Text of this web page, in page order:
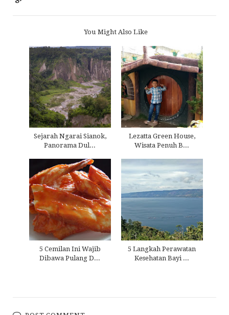
You Might Also Like
Sejarah Ngarai Sianok,
Panorama Dul...
Lezatta Green House,
Wisata Penuh B...
5 Cemilan Ini Wajib
Dibawa Pulang D...
5 Langkah Perawatan
Kesehatan Bayi ...